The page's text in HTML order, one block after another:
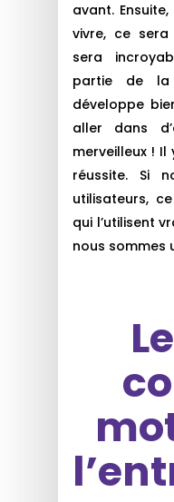
avant.
vivre, ce
sera
partie de la
développe
aller dans
merveilleux !
réussite. Si
utilisateurs,
qui l’utilisent
nous sommes